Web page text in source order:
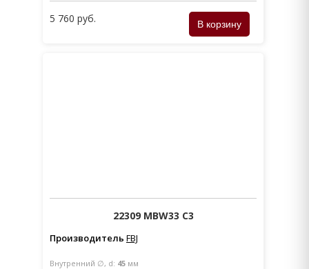
5 760 руб.
22309 MBW33 C3
Производитель FBJ
Внутренний ∅, d: 45 мм